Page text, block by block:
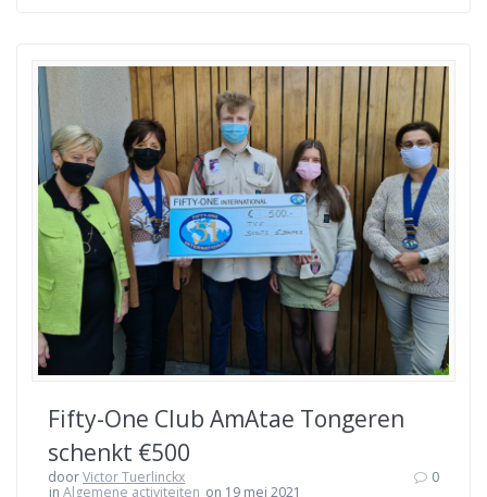
Fifty-One Club AmAtae Tongeren
schenkt €500
doorVictor Tuerlinckx
inAlgemene activiteiten on 19 mei 2021
0